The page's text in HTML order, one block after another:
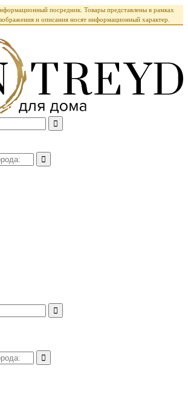
посредник. Товары представлены в рамках
и описания носят информационный характер.